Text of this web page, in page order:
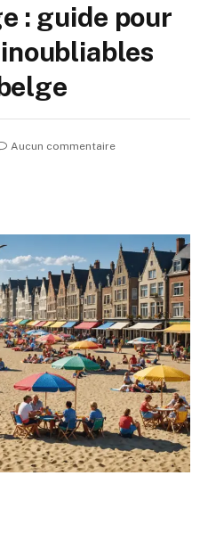
: guide pour
Aucun commentaire